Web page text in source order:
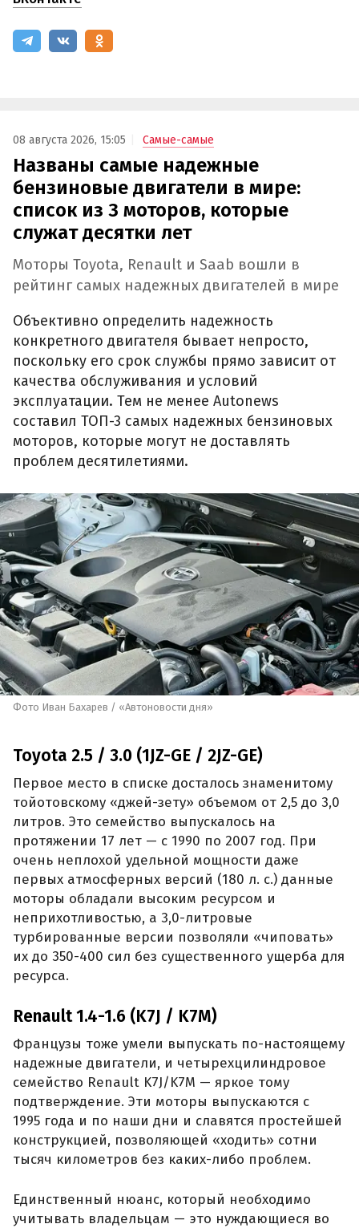
08 августа 2026, 15:05 Самые-самые
Названы самые надежные
бензиновые двигатели в мире:
список из 3 моторов, которые
служат десятки лет
Моторы Toyota, Renault и Saab вошли в
рейтинг самых надежных двигателей в мире
Объективно определить надежность
конкретного двигателя бывает непросто,
поскольку его срок службы прямо зависит от
качества обслуживания и условий
эксплуатации. Тем не менее Autonews
составил ТОП-3 самых надежных бензиновых
моторов, которые могут не доставлять
проблем десятилетиями.
Фото Иван Бахарев / «Автоновости дня»
Toyota 2.5 / 3.0 (1JZ-GE / 2JZ-GE)
Первое место в списке досталось знаменитому
тойотовскому «джей-зету» объемом от 2,5 до 3,0
литров. Это семейство выпускалось на
протяжении 17 лет — с 1990 по 2007 год. При
очень неплохой удельной мощности даже
первых атмосферных версий (180 л. с.) данные
моторы обладали высоким ресурсом и
неприхотливостью, а 3,0-литровые
турбированные версии позволяли «чиповать»
их до 350-400 сил без существенного ущерба для
ресурса.
Renault 1.4-1.6 (K7J / K7M)
Французы тоже умели выпускать по-настоящему
надежные двигатели, и четырехцилиндровое
семейство Renault K7J/K7M — яркое тому
подтверждение. Эти моторы выпускаются с
1995 года и по наши дни и славятся простейшей
конструкцией, позволяющей «ходить» сотни
тысяч километров без каких-либо проблем.
Единственный нюанс, который необходимо
учитывать владельцам — это нуждающиеся во